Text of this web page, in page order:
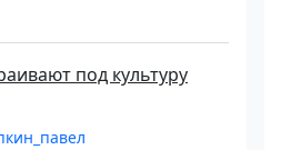
под культуру